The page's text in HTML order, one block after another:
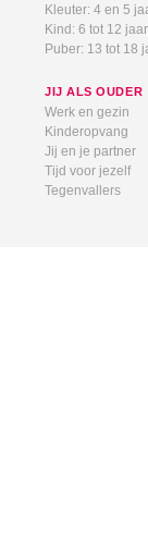
Kleuter: 4 en 5
Kind: 6 tot 12 jaar
Puber: 13 tot 18
JIJ ALS OUDER
Werk en gezin
Kinderopvang
Jij en je partner
Tijd voor jezelf
Tegenvallers